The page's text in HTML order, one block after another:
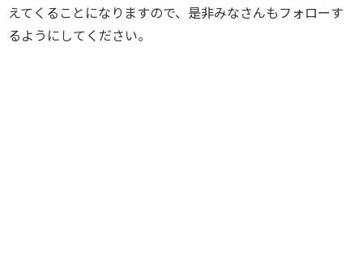
えてくることになりますので、是非みなさんもフォローす
るようにしてください。